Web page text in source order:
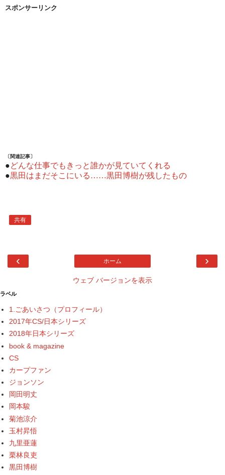
スポンサーリンク
〔関連記事〕
●どんな仕事でもきっと誰かが見ていてくれる
●黒田はまだそこにいる……黒田博樹が残したもの
共有
‹ ›
ホーム
ウェブ バージョンを表示
ラベル
1.ごあいさつ（プロフィール）
2017年CS/日本シリーズ
2018年日本シリーズ
book & magazine
CS
カープファン
ジョンソン
岡田明丈
岡本駿
菊池涼介
玉村昇悟
九里亜蓮
栗林良吏
黒田博樹